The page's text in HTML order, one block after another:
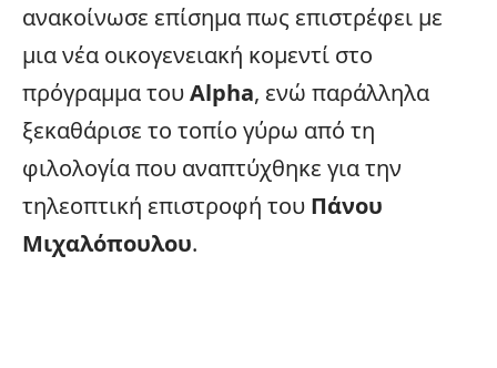
ανακοίνωσε επίσημα πως επιστρέφει με
μια νέα οικογενειακή κομεντί στο
πρόγραμμα τουAlpha, ενώ παράλληλα
ξεκαθάρισε το τοπίο γύρω από τη
φιλολογία που αναπτύχθηκε για την
τηλεοπτική επιστροφή του Πάνου
Μιχαλόπουλου.